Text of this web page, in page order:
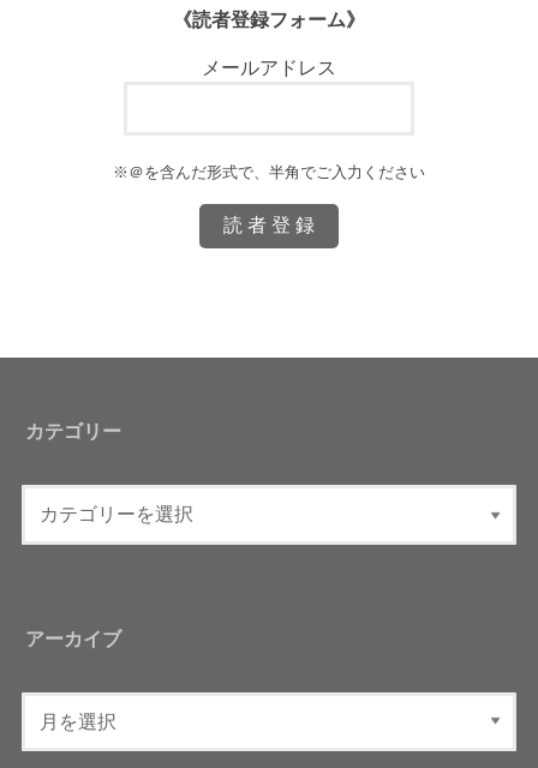
《読者登録フォーム》
メールアドレス
※＠を含んだ形式で、半角でご入力ください
カテゴリー
アーカイブ